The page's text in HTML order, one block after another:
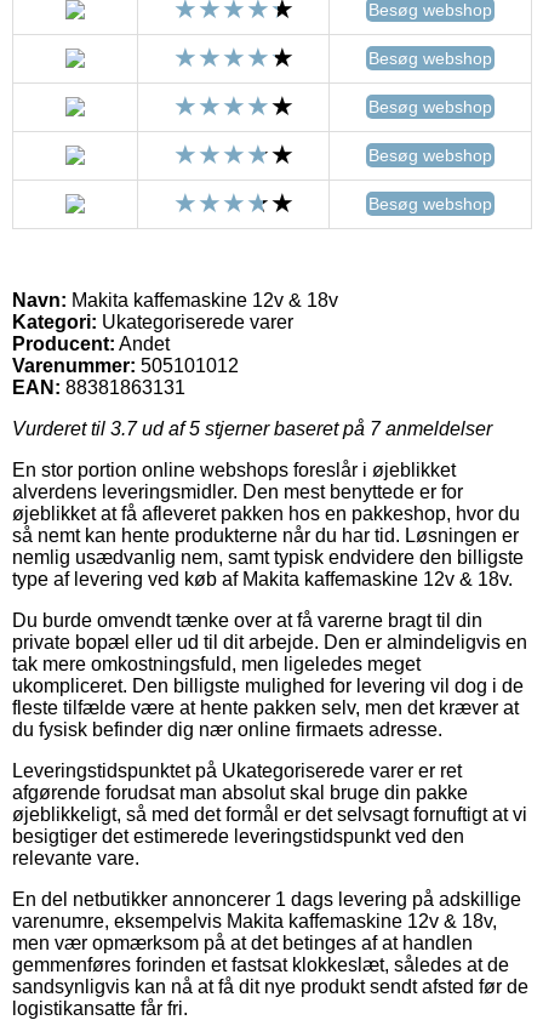
Besøg webshop
Besøg webshop
Besøg webshop
Besøg webshop
Besøg webshop
Navn: Makita kaffemaskine 12v & 18v
Kategori: Ukategoriserede varer
Producent: Andet
Varenummer: 505101012
EAN: 88381863131
Vurderet til 3.7ud af 5 stjerner baseret på 7anmeldelser
En stor portion online webshops foreslår i øjeblikket
alverdens leveringsmidler. Den mest benyttede er for
øjeblikket at få afleveret pakken hos en pakkeshop, hvor du
så nemt kan hente produkterne når du har tid. Løsningen er
nemlig usædvanlig nem, samt typisk endvidere den billigste
type af levering ved køb af Makita kaffemaskine 12v & 18v.
Du burde omvendt tænke over at få varerne bragt til din
private bopæl eller ud til dit arbejde. Den er almindeligvis en
tak mere omkostningsfuld, men ligeledes meget
ukompliceret. Den billigste mulighed for levering vil dog i de
fleste tilfælde være at hente pakken selv, men det kræver at
du fysisk befinder dig nær online firmaets adresse.
Leveringstidspunktet på Ukategoriserede varer er ret
afgørende forudsat man absolut skal bruge din pakke
øjeblikkeligt, så med det formål er det selvsagt fornuftigt at vi
besigtiger det estimerede leveringstidspunkt ved den
relevante vare.
En del netbutikker annoncerer 1 dags levering på adskillige
varenumre, eksempelvis Makita kaffemaskine 12v & 18v,
men vær opmærksom på at det betinges af at handlen
gemmenføres forinden et fastsat klokkeslæt, således at de
sandsynligvis kan nå at få dit nye produkt sendt afsted før de
logistikansatte får fri.